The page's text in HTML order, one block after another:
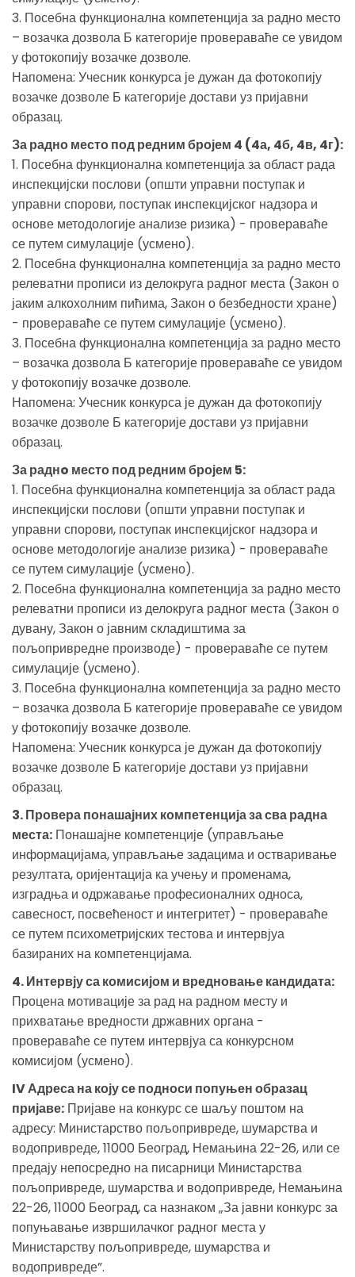
3. Посебна функционална компетенција за радно место
– возачка дозвола Б категорије провераваће се увидом
у фотокопију возачке дозволе.
Напомена: Учесник конкурса је дужан да фотокопију
возачке дозволе Б категорије достави уз пријавни
образац.
За радно место под редним бројем 4 (4а, 4б, 4в, 4г):
1. Посебна функционална компетенција за област рада
инспекцијски послови (општи управни поступак и
управни спорови, поступак инспекцијског надзора и
основе методологије анализе ризика) - провераваће
се путем симулације (усмено).
2. Посебна функционална компетенција за радно место
релеватни прописи из делокруга радног места (Закон о
јаким алкохолним пићима, Закон о безбедности хране)
- провераваће се путем симулације (усмено).
3. Посебна функционална компетенција за радно место
– возачка дозвола Б категорије провераваће се увидом
у фотокопију возачке дозволе.
Напомена: Учесник конкурса је дужан да фотокопију
возачке дозволе Б категорије достави уз пријавни
образац.
За раднo место под редним бројем 5:
1. Посебна функционална компетенција за област рада
инспекцијски послови (општи управни поступак и
управни спорови, поступак инспекцијског надзора и
основе методологије анализе ризика) - провераваће
се путем симулације (усмено).
2. Посебна функционална компетенција за радно место
релеватни прописи из делокруга радног места (Закон о
дувану, Закон о јавним складиштима за
пољопривредне производе) - провераваће се путем
симулације (усмено).
3. Посебна функционална компетенција за радно место
– возачка дозвола Б категорије провераваће се увидом
у фотокопију возачке дозволе.
Напомена: Учесник конкурса је дужан да фотокопију
возачке дозволе Б категорије достави уз пријавни
образац.
3. Провера понашајних компетенција за сва радна
места: Понашајне компетенције (управљање
информацијама, управљање задацима и остваривање
резултата, оријентација ка учењу и променама,
изградња и одржавање професионалних односа,
савесност, посвећеност и интегритет) - провераваће
се путем психометријских тестова и интервјуа
базираних на компетенцијама.
4. Интервју са комисијом и вредновање кандидата:
Процена мотивације за рад на радном месту и
прихватање вредности државних органа -
провераваће се путем интервјуа са конкурсном
комисијом (усмено).
IV Адреса на коју се подноси попуњен образац
пријаве: Пријаве на конкурс се шаљу поштом на
адресу: Министарство пољопривреде, шумарства и
водопривреде, 11000 Београд, Немањина 22-26, или се
предају непосредно на писарници Министарства
пољопривреде, шумарства и водопривреде, Немањина
22-26, 11000 Београд, са назнаком „За јавни конкурс за
попуњавање извршилачког радног места у
Министарству пољопривреде, шумарства и
водопривреде”.